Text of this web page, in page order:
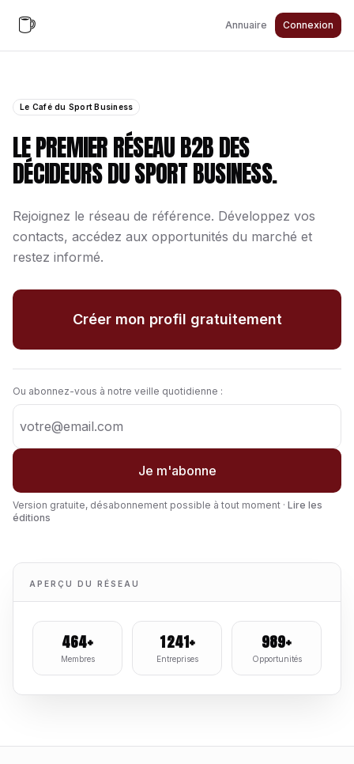
Annuaire Connexion
Le Café du Sport Business
LE PREMIER RÉSEAU B2B DES
DÉCIDEURS DU SPORT BUSINESS.
Rejoignez le réseau de référence. Développez vos
contacts, accédez aux opportunités du marché et
restez informé.
Créer mon profil gratuitement
Ou abonnez-vous à notre veille quotidienne :
Je m'abonne
Version gratuite, désabonnement possible à tout moment · Lire les
éditions
APERÇU DU RÉSEAU
464+
Membres
1 241+
Entreprises
989+
Opportunités